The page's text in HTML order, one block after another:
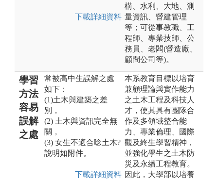
下載詳細資料
構、水利、大地、測
量資訊、營建管理
等；可從事教職、工
程師、專業技師、公
務員、老闆(營造廠、
顧問公司等)。
學習
方法
容易
誤解
之處
常被高中生誤解之處
如下：
(1)土木與建築之差
別，
(2) 土木與資訊完全無
關，
(3) 女生不適合唸土木?
說明如附件。
下載詳細資料
本系教育目標以培育
兼顧理論與實作能力
之土木工程及科技人
才，使其具有團隊合
作及多領域整合能
力、專業倫理、國際
觀及終生學習精神，
並強化學生之土木防
災及永續工程教育。
因此，大學部以培養